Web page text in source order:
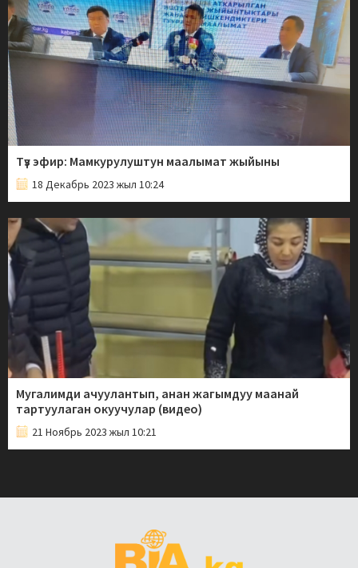
Түз эфир: Мамкурулуштун маалымат жыйыны
18 Декабрь 2023 жыл 10:24
Мугалимди ачуулантып, анан жагымдуу маанай
тартуулаган окуучулар (видео)
21 Ноябрь 2023 жыл 10:21